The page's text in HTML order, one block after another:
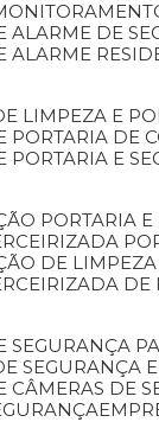
ALARME DE
ALARME
LIMPEZA E
PORTARIA DE
PORTARIA E
PORTARIA
DE
SEGURANÇA
SEGURANÇA
CÂMERAS DE